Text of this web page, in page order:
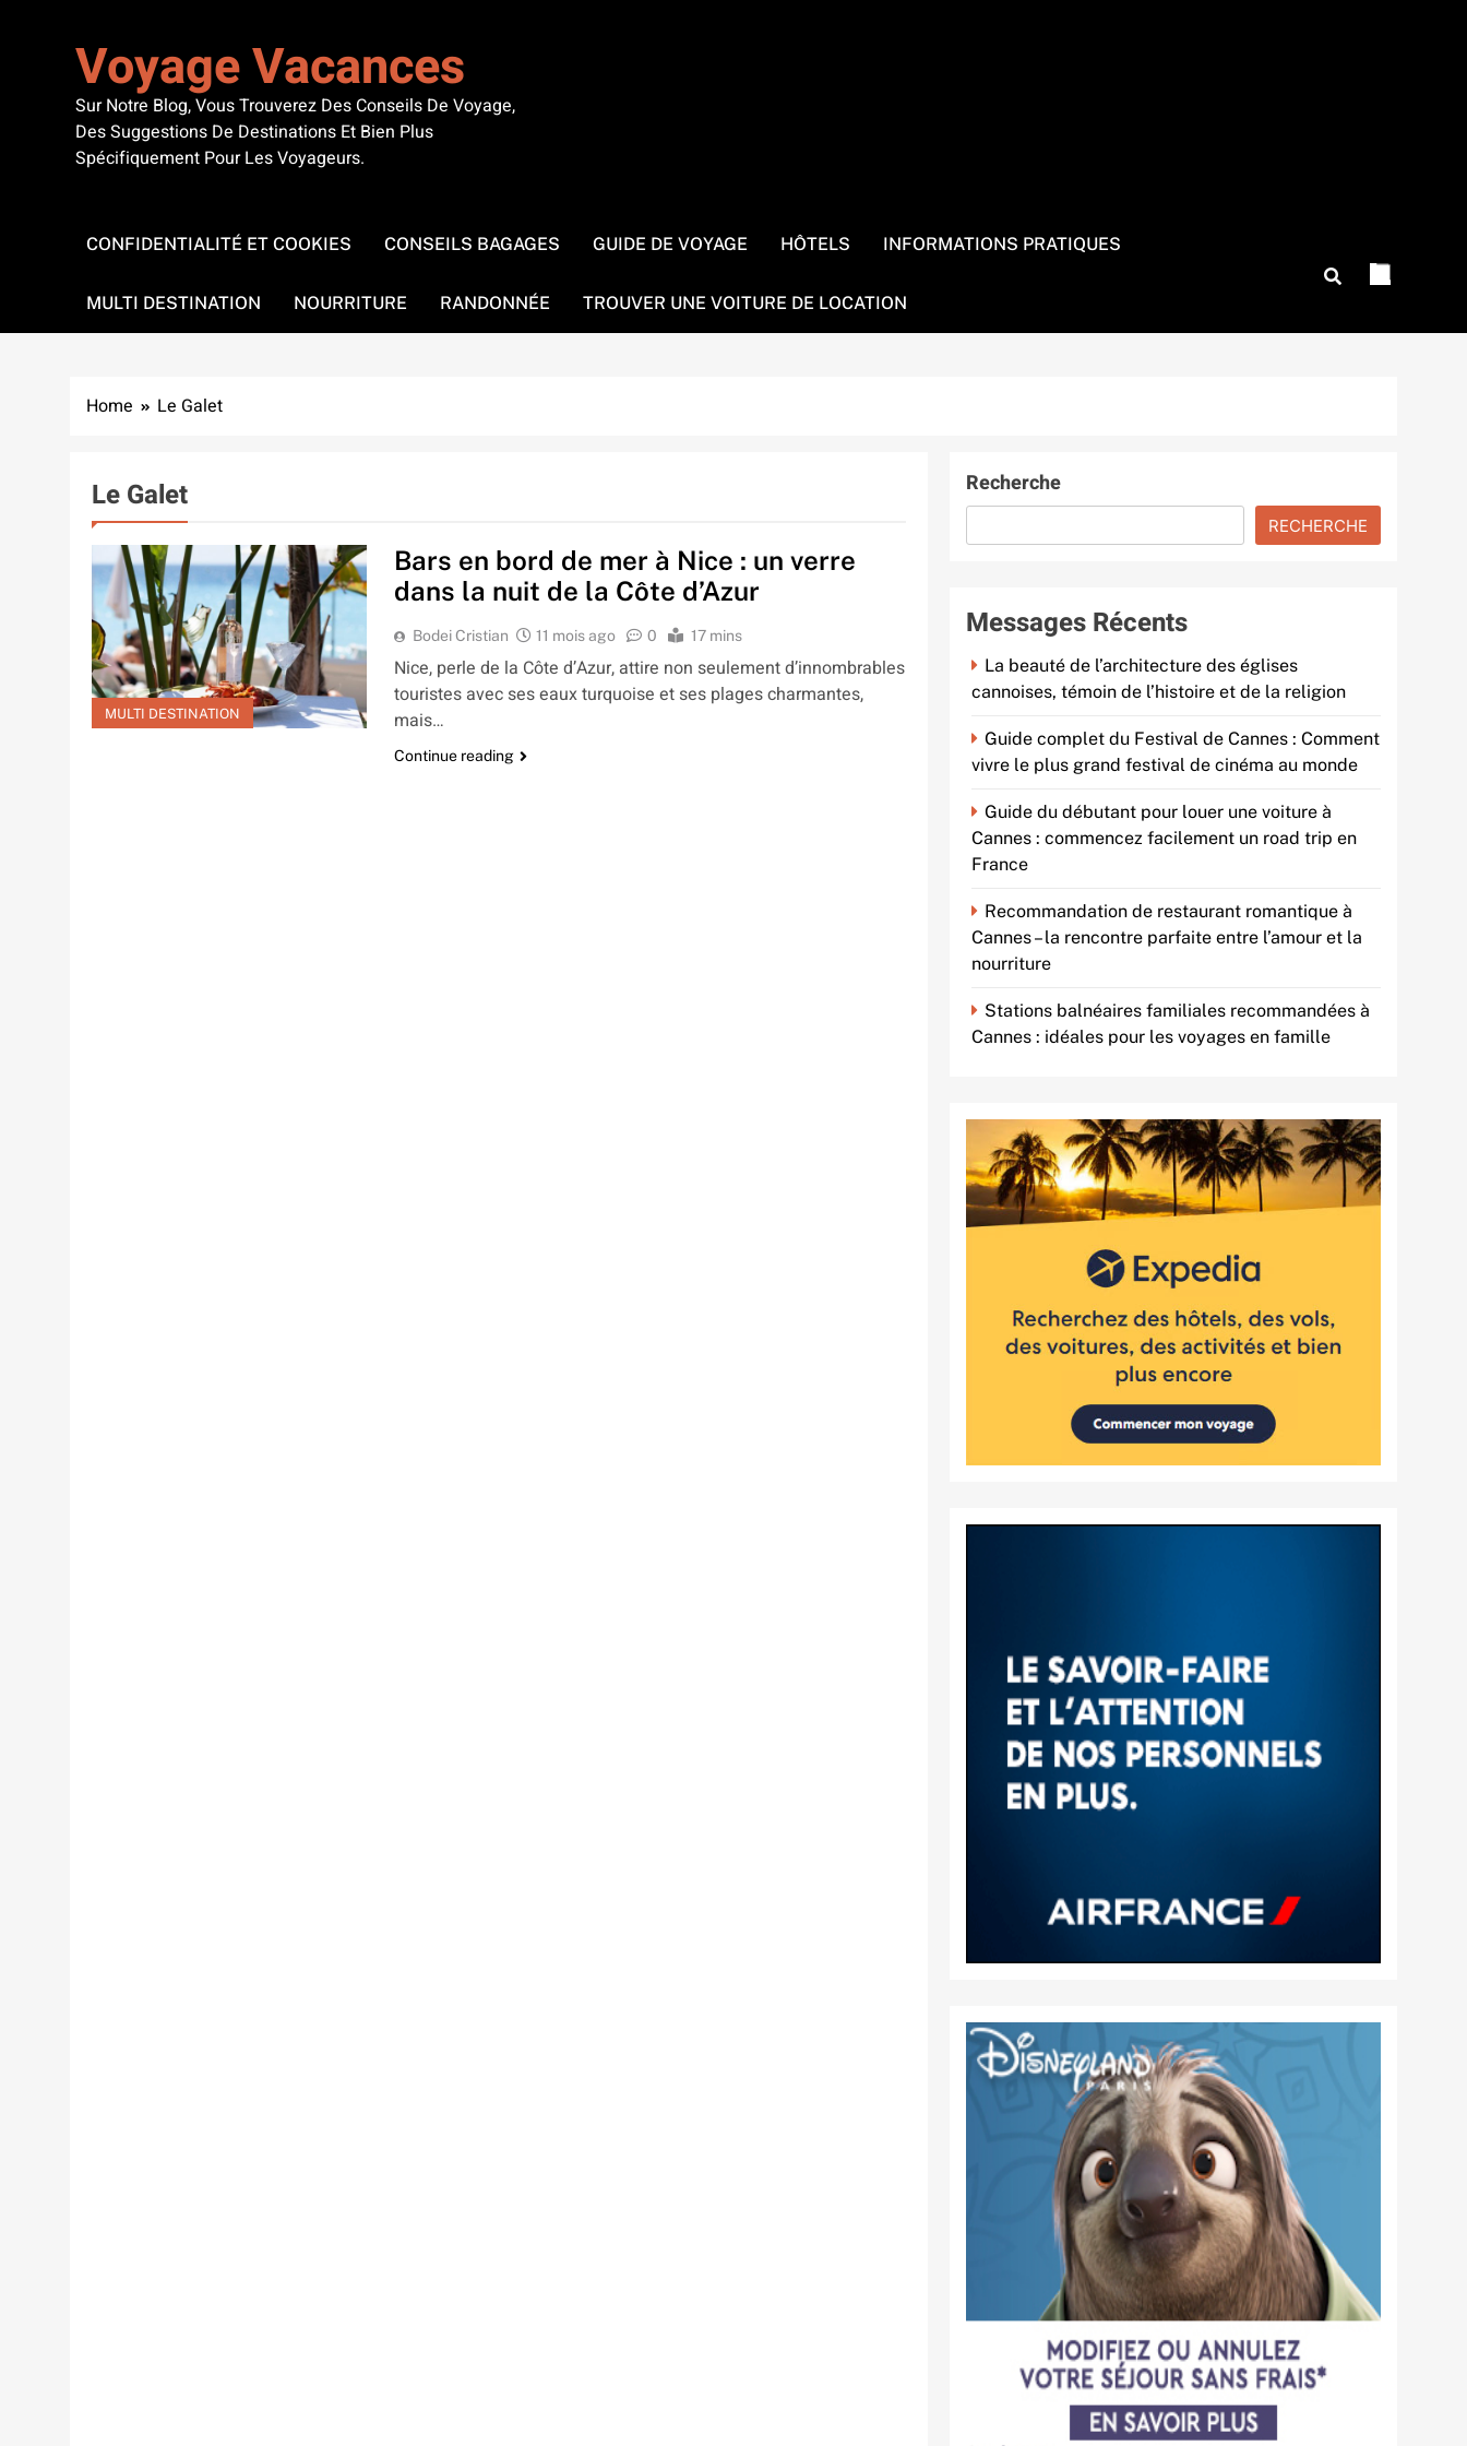
Voyage Vacances
Sur Notre Blog, Vous Trouverez Des Conseils De Voyage,
Des Suggestions De Destinations Et Bien Plus
Spécifiquement Pour Les Voyageurs.
CONFIDENTIALITÉ ET COOKIES CONSEILS BAGAGES GUIDE DE VOYAGE HÔTELS INFORMATIONS PRATIQUES
MULTI DESTINATION NOURRITURE RANDONNÉE TROUVER UNE VOITURE DE LOCATION
Home Le Galet
Le Galet
MULTI DESTINATION
Bars en bord de mer à Nice : un verre
dans la nuit de la Côte d’Azur
Bodei Cristian 11 mois ago 0 17 mins
Nice, perle de la Côte d’Azur, attire non seulement d’innombrables
touristes avec ses eaux turquoise et ses plages charmantes,
mais…
Continue reading
Recherche
RECHERCHE
Messages Récents
La beauté de l’architecture des églises
cannoises, témoin de l’histoire et de la religion
Guide complet du Festival de Cannes : Comment
vivre le plus grand festival de cinéma au monde
Guide du débutant pour louer une voiture à
Cannes : commencez facilement un road trip en
France
Recommandation de restaurant romantique à
Cannes – la rencontre parfaite entre l’amour et la
nourriture
Stations balnéaires familiales recommandées à
Cannes : idéales pour les voyages en famille